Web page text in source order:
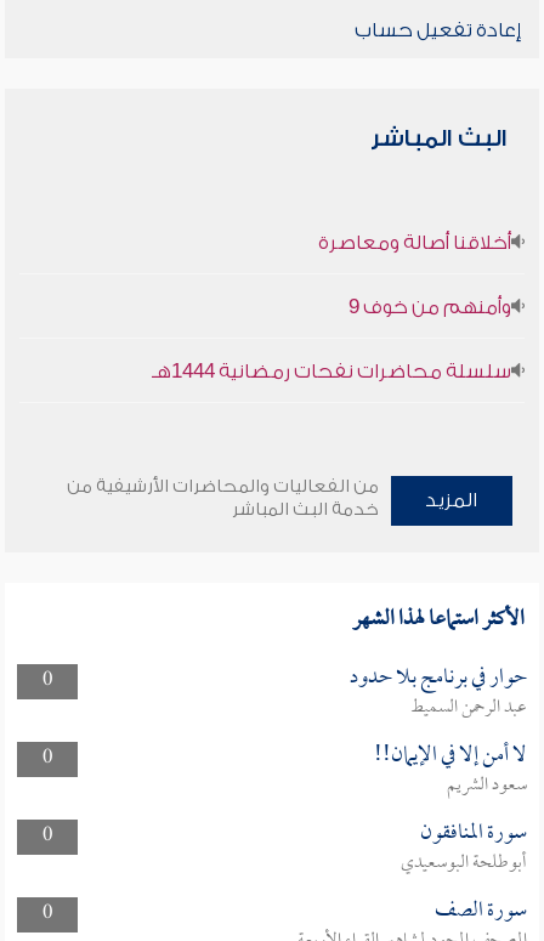
إعادة تفعيل حساب
البث المباشر
أخلاقنا أصالة ومعاصرة
وأمنهم من خوف 9
سلسلة محاضرات نفحات رمضانية 1444هـ
المزيد
من الفعاليات والمحاضرات الأرشيفية من
خدمة البث المباشر
الأكثر استماعا لهذا الشهر
0 حوار في برنامج بلا حدود
عبد الرحمن السميط
0
لا أمن إلا في الإيمان!!
سعود الشريم
0
سورة المنافقون
أبوطلحة البوسعيدي
0
سورة الصف